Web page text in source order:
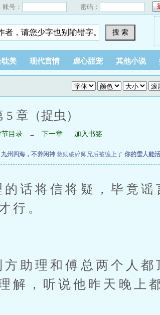
账号： 密码：
搜 索
耽美 现代言情 虐心甜宠 其他小说
5 章（捉虫）
节目录 → 下一章 加入书签
九州四海，不养闲神 救赎破碎师兄后被缠上了 你的雪人能
话将信将疑，毕竟谣
行。
助理和傅总两个人都
解，听说他昨天晚上